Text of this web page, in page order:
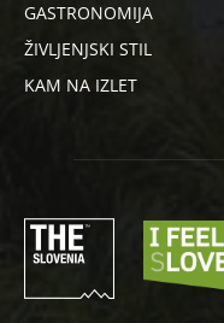
GASTRONOMIJA
ŽIVLJENJSKI STIL
KAM NA IZLET